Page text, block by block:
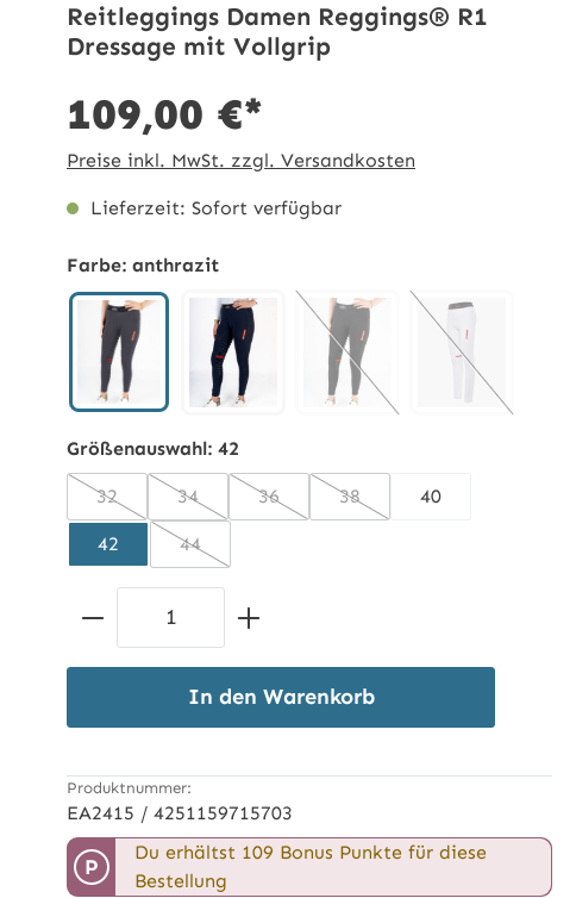
Reitleggings Damen Reggings® R1
Dressage mit Vollgrip
109,00 €*
Preise inkl. MwSt. zzgl. Versandkosten
Lieferzeit: Sofort verfügbar
Farbe: anthrazit
Größenauswahl: 42
32
(Diese Option ist zurzeit nicht verfügbar.)
34
(Diese Option ist zurzeit nicht verfügbar.)
36
(Diese Option ist zurzeit nicht
38
(Diese Option ist zurzeit
40
42 44
(Diese Option ist zurzeit nicht verfügbar.)
Produkt Anzahl: Gib den
In den Warenkorb
Produktnummer:
EA2415 / 4251159715703
P
Du erhältst 109 Bonus Punkte für diese
Bestellung